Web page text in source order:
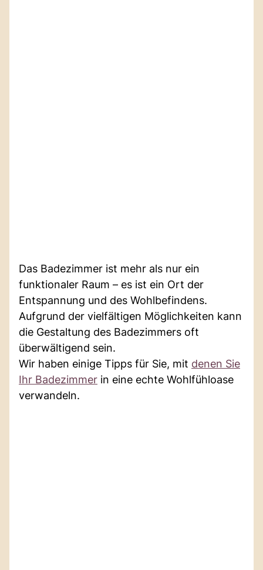
Das Badezimmer ist mehr als nur ein
funktionaler Raum – es ist ein Ort der
Entspannung und des Wohlbefindens.
Aufgrund der vielfältigen Möglichkeiten kann
die Gestaltung des Badezimmers oft
überwältigend sein.
Wir haben einige Tipps für Sie, mit denen Sie
Ihr Badezimmer in eine echte Wohlfühloase
verwandeln.